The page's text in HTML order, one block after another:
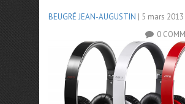
BEUGRÉ JEAN-AUGUSTIN | 5 mars 2013
0